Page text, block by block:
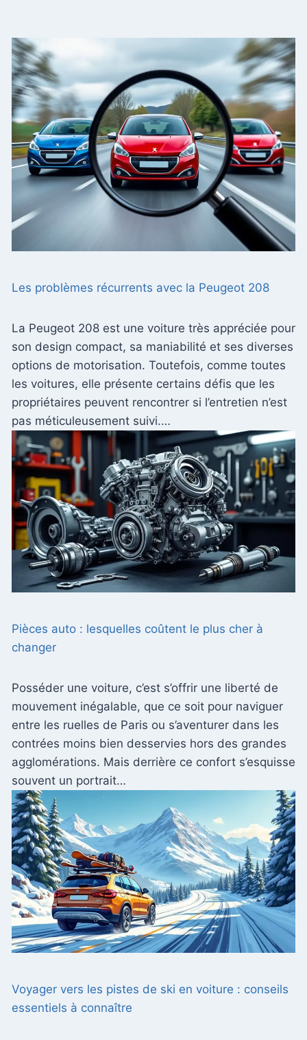
Les problèmes récurrents avec la Peugeot 208
La Peugeot 208 est une voiture très appréciée pour
son design compact, sa maniabilité et ses diverses
options de motorisation. Toutefois, comme toutes
les voitures, elle présente certains défis que les
propriétaires peuvent rencontrer si l’entretien n’est
pas méticuleusement suivi.…
Pièces auto : lesquelles coûtent le plus cher à
changer
Posséder une voiture, c’est s’offrir une liberté de
mouvement inégalable, que ce soit pour naviguer
entre les ruelles de Paris ou s’aventurer dans les
contrées moins bien desservies hors des grandes
agglomérations. Mais derrière ce confort s’esquisse
souvent un portrait…
Voyager vers les pistes de ski en voiture : conseils
essentiels à connaître